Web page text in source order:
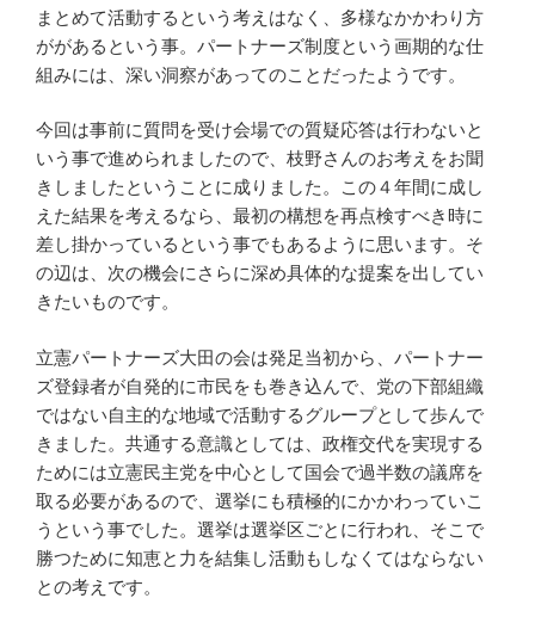
まとめて活動するという考えはなく、多様なかかわり方
ががあるという事。パートナーズ制度という画期的な仕
組みには、深い洞察があってのことだったようです。
今回は事前に質問を受け会場での質疑応答は行わないと
いう事で進められましたので、枝野さんのお考えをお聞
きしましたということに成りました。この４年間に成し
えた結果を考えるなら、最初の構想を再点検すべき時に
差し掛かっているという事でもあるように思います。そ
の辺は、次の機会にさらに深め具体的な提案を出してい
きたいものです。
立憲パートナーズ大田の会は発足当初から、パートナー
ズ登録者が自発的に市民をも巻き込んで、党の下部組織
ではない自主的な地域で活動するグループとして歩んで
きました。共通する意識としては、政権交代を実現する
ためには立憲民主党を中心として国会で過半数の議席を
取る必要があるので、選挙にも積極的にかかわっていこ
うという事でした。選挙は選挙区ごとに行われ、そこで
勝つために知恵と力を結集し活動もしなくてはならない
との考えです。